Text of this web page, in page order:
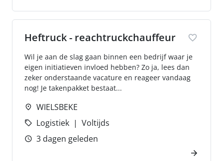
Heftruck - reachtruckchauffeur
Wil je aan de slag gaan binnen een bedrijf waar je
eigen initiatieven invloed hebben? Zo ja, lees dan
zeker onderstaande vacature en reageer vandaag
nog! Je takenpakket bestaat...
WIELSBEKE
Logistiek
Voltijds
3 dagen geleden